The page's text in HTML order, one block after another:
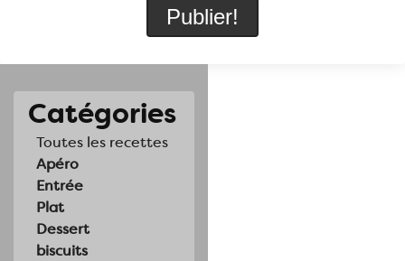
Catégories
Toutes les recettes
Apéro
Entrée
Plat
Dessert
biscuits